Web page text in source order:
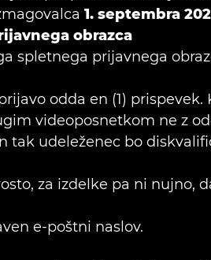
1. septembra
obrazca
spletnega prijavnega
odda en (1)
videoposnetkom ne z
tak udeleženec bo
za izdelke pa ni nujno,
e-poštni naslov.